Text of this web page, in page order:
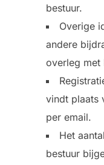
bestuur.
Overige
andere
overleg met
vindt plaats
per email.
Het
bestuur